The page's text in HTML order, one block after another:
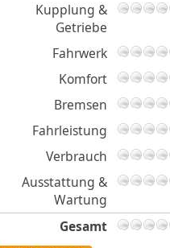
Kupplung &
Getriebe
Fahrwerk
Komfort
Bremsen
Fahrleistung
Verbrauch
Ausstattung &
Wartung
Gesamt